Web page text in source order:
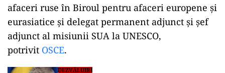
afaceri ruse în Biroul pentru afaceri europene și
eurasiatice și delegat permanent adjunct și șef
adjunct al misiunii SUA la UNESCO,
potrivit OSCE.
DEZVĂLUIRI